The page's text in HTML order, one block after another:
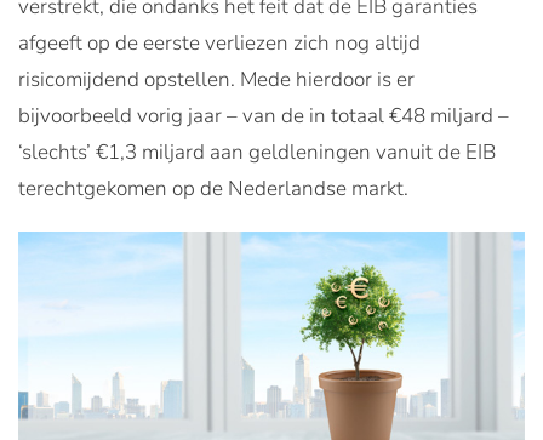
verstrekt, die ondanks het feit dat de EIB garanties
afgeeft op de eerste verliezen zich nog altijd
risicomijdend opstellen. Mede hierdoor is er
bijvoorbeeld vorig jaar – van de in totaal €48 miljard –
‘slechts’ €1,3 miljard aan geldleningen vanuit de EIB
terechtgekomen op de Nederlandse markt.